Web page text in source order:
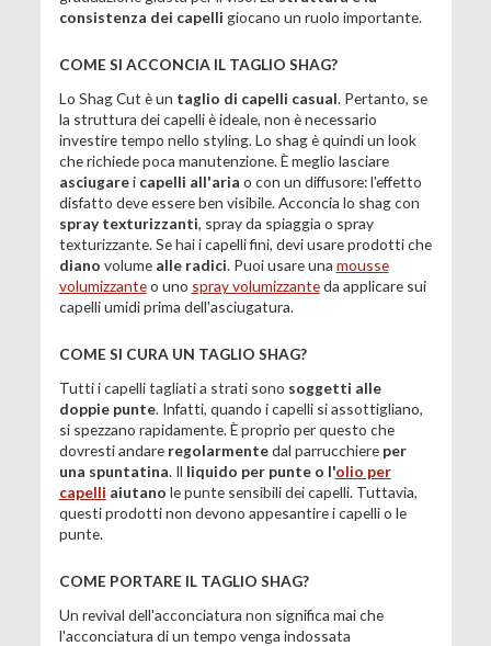
consistenza dei capelli giocano un ruolo importante.
COME SI ACCONCIA IL TAGLIO SHAG?
Lo Shag Cut è un taglio di capelli casual. Pertanto, se
la struttura dei capelli è ideale, non è necessario
investire tempo nello styling. Lo shag è quindi un look
che richiede poca manutenzione. È meglio lasciare
asciugarei capelli all'aria o con un diffusore: l'effetto
disfatto deve essere ben visibile. Acconcia lo shag con
spray texturizzanti, spray da spiaggia o spray
texturizzante. Se hai i capelli fini, devi usare prodotti che
diano volume alle radici. Puoi usare una mousse
volumizzanteo uno spray volumizzanteda applicare sui
capelli umidi prima dell'asciugatura.
COME SI CURA UN TAGLIO SHAG?
Tutti i capelli tagliati a strati sono soggetti alle
doppie punte. Infatti, quando i capelli si assottigliano,
si spezzano rapidamente. È proprio per questo che
dovresti andare regolarmentedal parrucchiere per
una spuntatina. Il liquido per punte o l'olio per
capelli aiutano le punte sensibili dei capelli. Tuttavia,
questi prodotti non devono appesantire i capelli o le
punte.
COME PORTARE IL TAGLIO SHAG?
Un revival dell'acconciatura non significa mai che
l'acconciatura di un tempo venga indossata